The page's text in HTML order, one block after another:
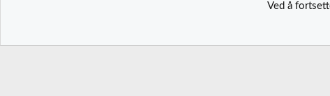
Ved å